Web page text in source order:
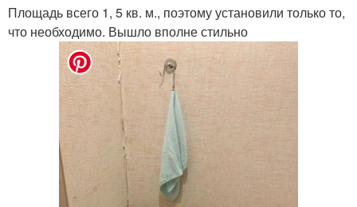
Площадь всего 1, 5 кв. м., поэтому установили только то,
что необходимо. Вышло вполне стильно